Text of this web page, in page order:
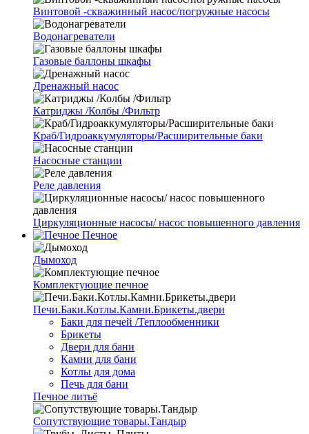
Винтовой -скважинный насос/погружные насосы
Водонагреватели
Газовые баллоны шкафы
Дренажный насос
Катриджы /Колбы /Фильтр
Краб/Гидроаккумуляторы/Расширительные баки
Насосные станции
Реле давления
Циркуляционные насосы/ насос повышенного давления
Печное
Дымоход
Комплектующие печное
Печи.Баки.Котлы.Камни.Брикеты.двери
Баки для печей /Теплообменники
Брикеты
Двери для бани
Камни для бани
Котлы для дома
Печь для бани
Печное литьё
Сопутствующие товары.Тандыр